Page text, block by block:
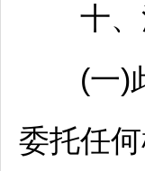
十、
(一)此
委托任